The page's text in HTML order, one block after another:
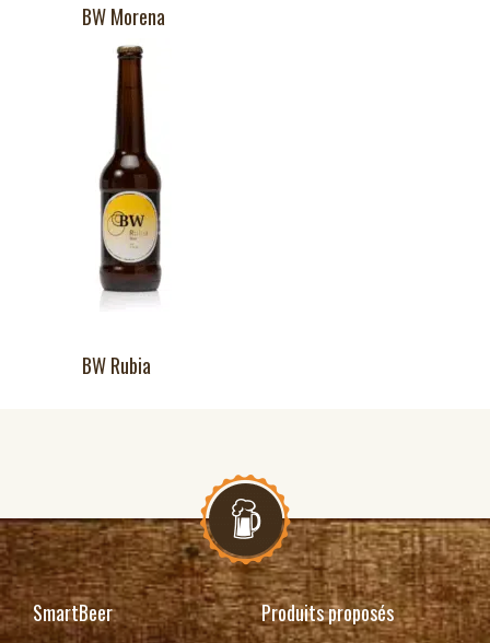
BW Morena
BW Rubia
SmartBeer
Produits proposés